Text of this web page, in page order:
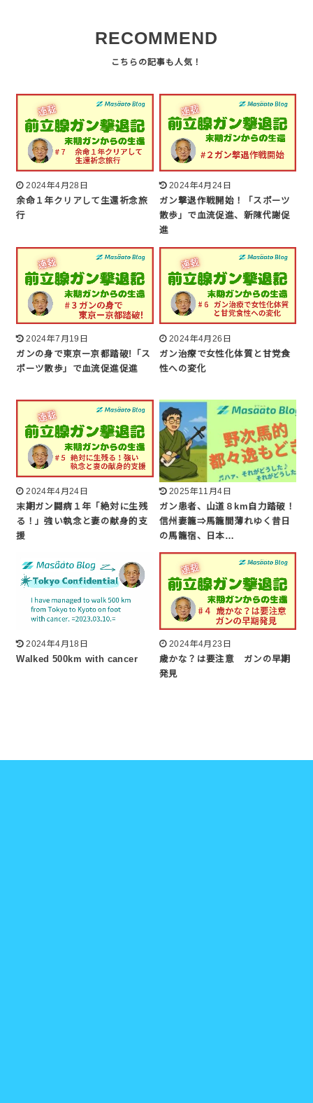
RECOMMEND
2024年4月28日
余命１年クリアして生還祈念旅
行
2024年4月24日
ガン撃退作戦開始！「スポーツ
散歩」で血流促進、新陳代謝促
進
2024年7月19日
ガンの身で東京ー京都踏破!「ス
ポーツ散歩」で血流促進促進
2024年4月26日
ガン治療で女性化体質と甘党食
性への変化
2024年4月24日
末期ガン闘病１年「絶対に生残
る！」強い執念と妻の献身的支
援
2025年11月4日
ガン患者、山道８km自力踏破！
信州妻籠⇒馬籠間薄れゆく昔日
の馬籠宿、日本…
2024年4月18日
Walked 500km with cancer
2024年4月23日
歳かな？は要注意 ガンの早期
発見